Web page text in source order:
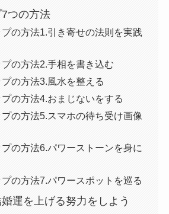
つの方法
の方法1.引き寄せの法則を実践
の方法2.手相を書き込む
の方法3.風水を整える
の方法4.おまじないをする
の方法5.スマホの待ち受け画像
の方法6.パワーストーンを身に
の方法7.パワースポットを巡る
婚運を上げる努力をしよう